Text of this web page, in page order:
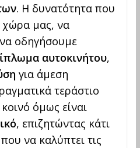
. Η δυνατότητα που
χώρα μας, να
οδηγήσουμε
αυτοκινήτου,
για άμεση
τεράστιο
όμως είναι
, επιζητώντας κάτι
να καλύπτει τις